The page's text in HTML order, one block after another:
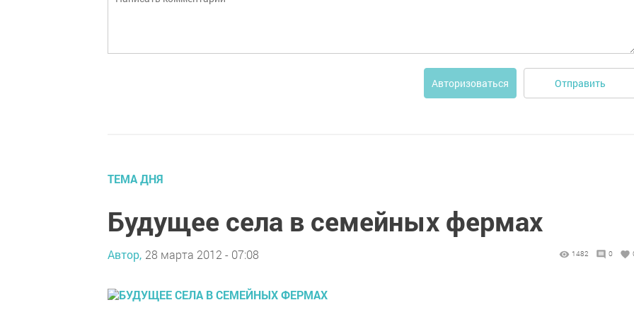
Авторизоваться Отправить
ТЕМА ДНЯ
Будущее села в семейных фермах
Автор, 28 марта 2012 - 07:08 1482 0